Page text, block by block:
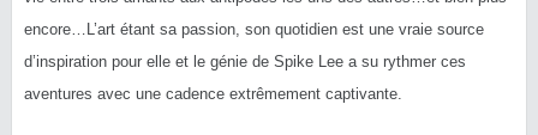
encore…L’art étant sa passion, son quotidien est une vraie source
d’inspiration pour elle et le génie de Spike Lee a su rythmer ces
aventures avec une cadence extrêmement captivante.